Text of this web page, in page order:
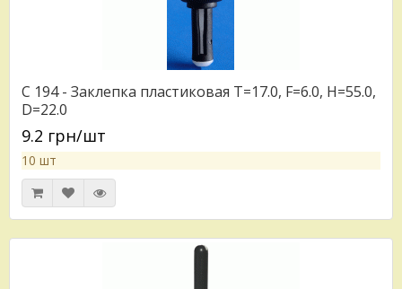
C 194 - Заклепка пластиковая T=17.0, F=6.0, H=55.0,
D=22.0
9.2 грн/шт
10 шт